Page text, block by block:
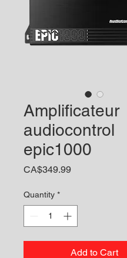
Amplificateur
audiocontrol
epic1000
CA$349.99Price
Quantity *
Add to Cart